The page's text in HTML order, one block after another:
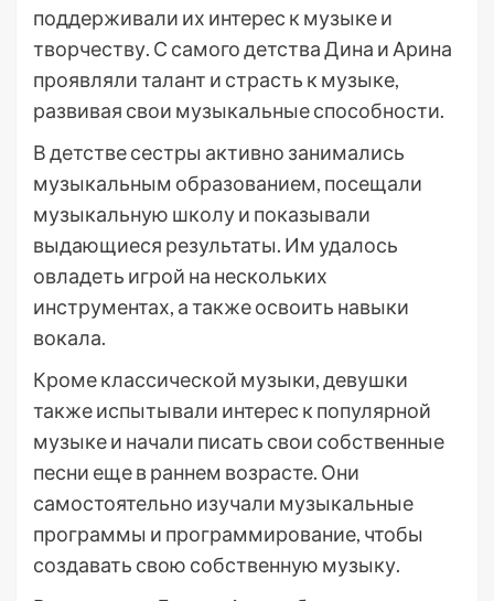
поддерживали их интерес к музыке и
творчеству. С самого детства Дина и Арина
проявляли талант и страсть к музыке,
развивая свои музыкальные способности.
В детстве сестры активно занимались
музыкальным образованием, посещали
музыкальную школу и показывали
выдающиеся результаты. Им удалось
овладеть игрой на нескольких
инструментах, а также освоить навыки
вокала.
Кроме классической музыки, девушки
также испытывали интерес к популярной
музыке и начали писать свои собственные
песни еще в раннем возрасте. Они
самостоятельно изучали музыкальные
программы и программирование, чтобы
создавать свою собственную музыку.